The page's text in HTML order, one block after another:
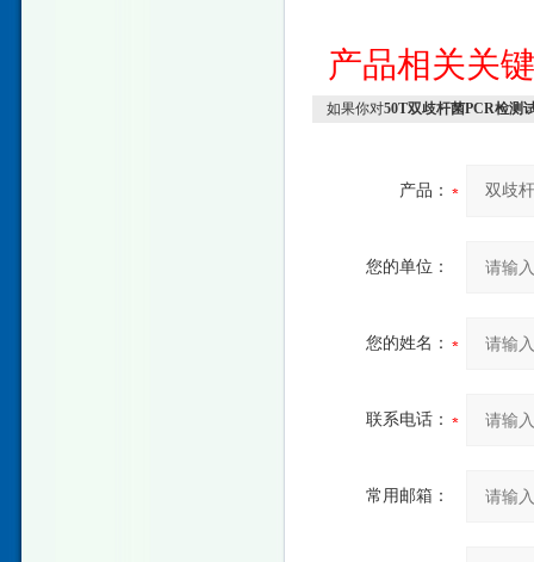
产品相关关
如果你对50T双歧杆菌PCR检测
产品：
您的单位：
您的姓名：
联系电话：
常用邮箱：